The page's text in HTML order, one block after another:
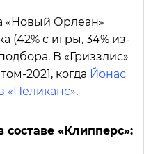
«Новый Орлеан»
(42% с игры, 34% из-
В «Гриззлис»
2021, когда Йонас
«Пеликанс».
«Клипперс»: